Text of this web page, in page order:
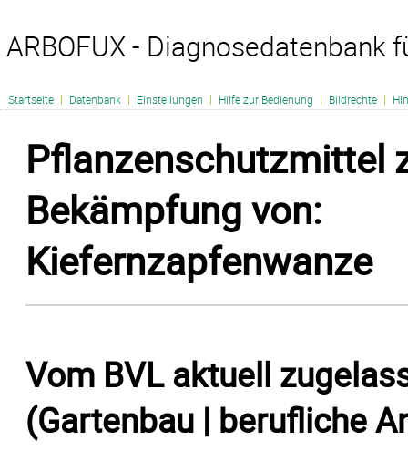
ARBOFUX - Diagnosedatenbank
Startseite | Datenbank | Einstellungen | Hilfe zur Bedienung | Bildrechte |
Pflanzenschutzmittel
Bekämpfung von:
Kiefernzapfenwanze
Vom BVL aktuell
(Gartenbau | berufliche